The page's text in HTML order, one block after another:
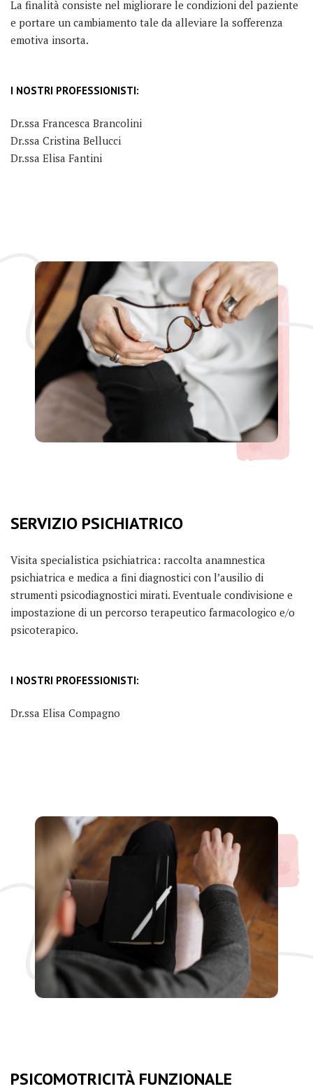
La finalità consiste nel migliorare le condizioni del paziente
e portare un cambiamento tale da alleviare la sofferenza
emotiva insorta.
I NOSTRI PROFESSIONISTI:
Dr.ssa Francesca Brancolini
Dr.ssa Cristina Bellucci
Dr.ssa Elisa Fantini
SERVIZIO PSICHIATRICO
Visita specialistica psichiatrica: raccolta anamnestica
psichiatrica e medica a fini diagnostici con l’ausilio di
strumenti psicodiagnostici mirati. Eventuale condivisione e
impostazione di un percorso terapeutico farmacologico e/o
psicoterapico.
I NOSTRI PROFESSIONISTI:
Dr.ssa Elisa Compagno
PSICOMOTRICITÀ FUNZIONALE